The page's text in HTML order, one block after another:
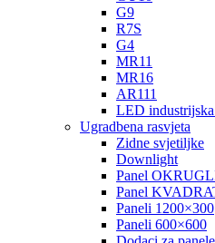
G9
R7S
G4
MR11
MR16
AR111
LED
Ugradbena rasvjeta
Zidne svjetiljke
Downlight
Panel
Panel
Paneli 1200×300
Paneli 600×600